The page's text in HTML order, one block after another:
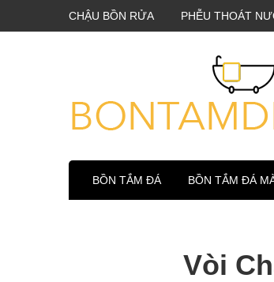
CHẬU BỒN RỬA PHỄU THOÁT
BỒN TẮM ĐÁ BỒN TẮM ĐÁ
Vòi